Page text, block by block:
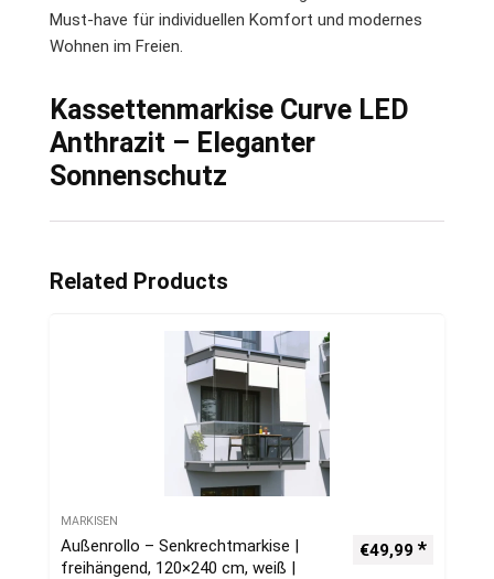
Must-have für individuellen Komfort und modernes
Wohnen im Freien.
Kassettenmarkise Curve LED
Anthrazit – Eleganter
Sonnenschutz
Related Products
MARKISEN
Außenrollo – Senkrechtmarkise |
freihängend, 120×240 cm, weiß |
€49,99